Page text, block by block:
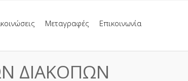
Μεταγραφές Επικοινωνία
ΔΙΑΚΟΠΩΝ